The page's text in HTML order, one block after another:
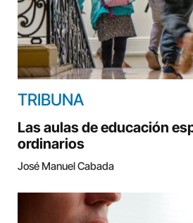
TRIBUNA
Las aulas de educación
ordinarios
José Manuel Cabada